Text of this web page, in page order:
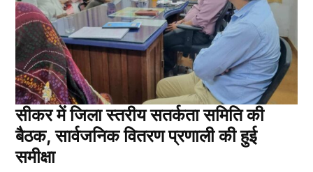
सीकर में जिला स्तरीय सतर्कता समिति की
बैठक, सार्वजनिक वितरण प्रणाली की हुई
समीक्षा